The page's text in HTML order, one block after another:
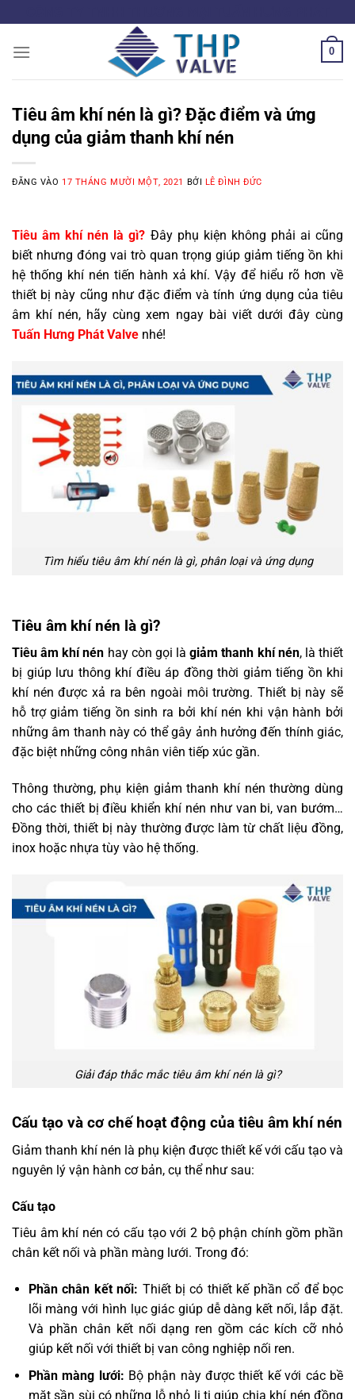
qua
nội
0
Tiêu âm khí nén là gì? Đặc điểm và ứng
dụng của giảm thanh khí nén
ĐĂNG VÀO 17 THÁNG MƯỜI MỘT, 2021 BỞI LÊ ĐÌNH ĐỨC
Tiêu âm khí nén là gì? Đây phụ kiện không phải ai cũng
biết nhưng đóng vai trò quan trọng giúp giảm tiếng ồn khi
hệ thống khí nén tiến hành xả khí. Vậy để hiểu rõ hơn về
thiết bị này cũng như đặc điểm và tính ứng dụng của tiêu
âm khí nén, hãy cùng xem ngay bài viết dưới đây cùng
Tuấn Hưng Phát Valve nhé!
Tìm hiểu tiêu âm khí nén là gì, phân loại và ứng dụng
Tiêu âm khí nén là gì?
Tiêu âm khí nén hay còn gọi làgiảm thanh khí nén, là thiết
bị giúp lưu thông khí điều áp đồng thời giảm tiếng ồn khi
khí nén được xả ra bên ngoài môi trường. Thiết bị này sẽ
hỗ trợ giảm tiếng ồn sinh ra bởi khí nén khi vận hành bởi
những âm thanh này có thể gây ảnh hưởng đến thính giác,
đặc biệt những công nhân viên tiếp xúc gần.
Thông thường, phụ kiện giảm thanh khí nén thường dùng
cho các thiết bị điều khiển khí nén như van bi, van bướm…
Đồng thời, thiết bị này thường được làm từ chất liệu đồng,
inox hoặc nhựa tùy vào hệ thống.
Giải đáp thắc mắc tiêu âm khí nén là gì?
Cấu tạo và cơ chế hoạt động của tiêu âm khí nén
Giảm thanh khí nén là phụ kiện được thiết kế với cấu tạo và
nguyên lý vận hành cơ bản, cụ thể như sau:
Cấu tạo
Tiêu âm khí nén có cấu tạo với 2 bộ phận chính gồm phần
chân kết nối và phần màng lưới. Trong đó:
Phần chân kết nối: Thiết bị có thiết kế phần cổ để bọc
lõi màng với hình lục giác giúp dễ dàng kết nối, lắp đặt.
Và phần chân kết nối dạng ren gồm các kích cỡ nhỏ
giúp kết nối với thiết bị van công nghiệp nối ren.
Phần màng lưới: Bộ phận này được thiết kế với các bề
mặt sần sùi có những lỗ nhỏ li ti giúp chia khí nén đồng